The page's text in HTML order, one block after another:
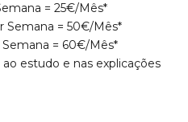
= 25€/Mês*
Semana = 50€/Mês*
= 60€/Mês*
estudo e nas explicações